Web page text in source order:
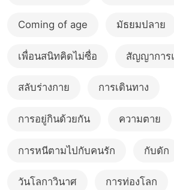
Coming of age มัธยมปลาย
เพื่อนสนิทคิดไม่ซื่อ สัญญาการ
สลับร่างกาย การเดินทาง
การอยู่กินด้วยกัน ความตาย
การหนีตามไปกับคนรัก กับดัก
วันโลกาวินาศ การท่องโลก